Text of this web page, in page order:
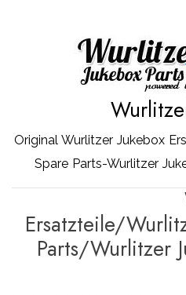
Original Wurlitzer Jukebox
Spare Parts-Wurlitzer
Ersatzteile/
Parts/Wurlitzer